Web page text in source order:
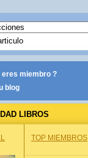
eres miembro ?
blog
LIBROS
TOP MIEMBROS